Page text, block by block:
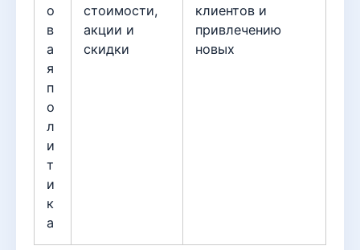
о
в
а
я
п
о
л
и
т
и
к
а
стоимости,
акции и
скидки
клиентов и
привлечению
новых